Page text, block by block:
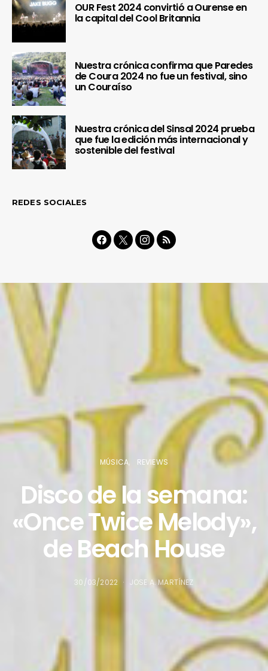
OUR Fest 2024 convirtió a Ourense en
la capital del Cool Britannia
Nuestra crónica confirma que Paredes
de Coura 2024 no fue un festival, sino
un Couraíso
Nuestra crónica del Sinsal 2024 prueba
que fue la edición más internacional y
sostenible del festival
REDES SOCIALES
MÚSICA REVIEWS
Disco de la semana:
«Once Twice Melody»,
de Beach House
30/03/2022 JOSE A. MARTÍNEZ